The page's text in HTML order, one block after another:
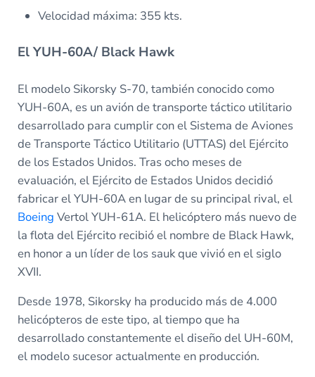
Velocidad máxima: 355 kts.
El YUH-60A/ Black Hawk
El modelo Sikorsky S-70, también conocido como
YUH-60A, es un avión de transporte táctico utilitario
desarrollado para cumplir con el Sistema de Aviones
de Transporte Táctico Utilitario (UTTAS) del Ejército
de los Estados Unidos. Tras ocho meses de
evaluación, el Ejército de Estados Unidos decidió
fabricar el YUH-60A en lugar de su principal rival, el
Boeing Vertol YUH-61A. El helicóptero más nuevo de
la flota del Ejército recibió el nombre de Black Hawk,
en honor a un líder de los sauk que vivió en el siglo
XVII.
Desde 1978, Sikorsky ha producido más de 4.000
helicópteros de este tipo, al tiempo que ha
desarrollado constantemente el diseño del UH-60M,
el modelo sucesor actualmente en producción.